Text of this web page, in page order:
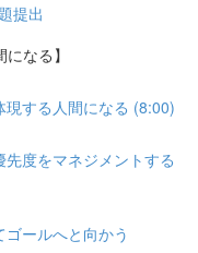
提出
なる】
する人間になる (8:00)
度をマネジメントする
ールへと向かう